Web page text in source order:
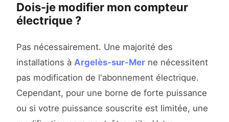
Dois-je modifier mon compteur
électrique ?
Pas nécessairement. Une majorité des
installations à Argelès-sur-Mer ne nécessitent
pas modification de l'abonnement électrique.
Cependant, pour une borne de forte puissance
ou si votre puissance souscrite est limitée, une